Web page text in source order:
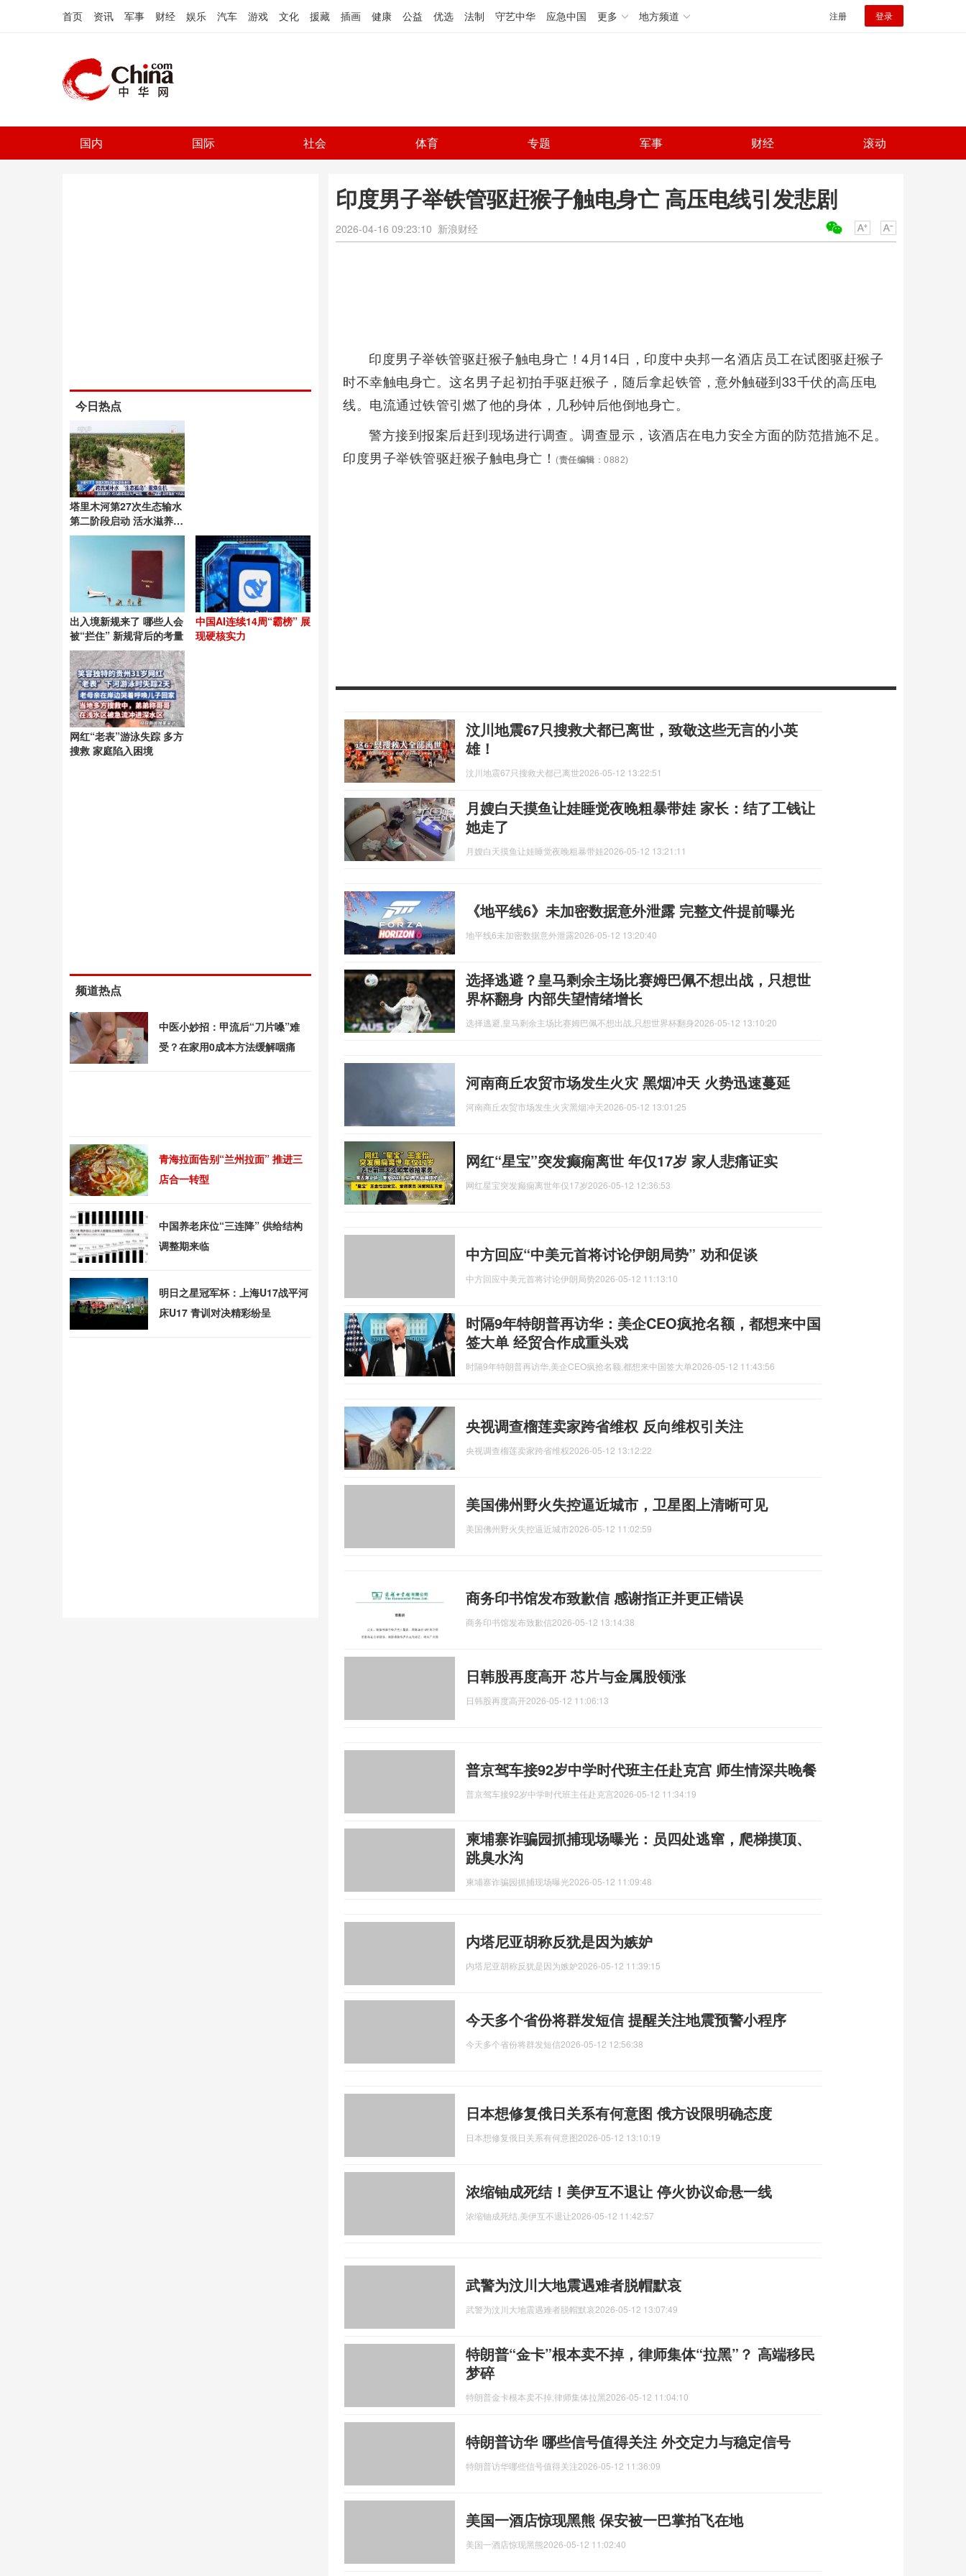
首页 资讯 军事 财经 娱乐 汽车 游戏 文化 援藏 插画 健康 公益 优选 法制 守艺中华 应急中国 更多 地方频道 注册 登录
国内 国际 社会 体育 专题 军事 财经 滚动
印度男子举铁管驱赶猴子触电身亡 高压电线引发悲剧
2026-04-16 09:23:10 新浪财经
印度男子举铁管驱赶猴子触电身亡！4月14日，印度中央邦一名酒店员工在试图驱赶猴子
时不幸触电身亡。这名男子起初拍手驱赶猴子，随后拿起铁管，意外触碰到33千伏的高压电
线。电流通过铁管引燃了他的身体，几秒钟后他倒地身亡。
警方接到报案后赶到现场进行调查。调查显示，该酒店在电力安全方面的防范措施不足。
印度男子举铁管驱赶猴子触电身亡！ (责任编辑 ：0882)
汶川地震67只搜救犬都已离世，致敬这些无言的小英
雄！
汶川地震67只搜救犬都已离世2026-05-12 13:22:51
月嫂白天摸鱼让娃睡觉夜晚粗暴带娃 家长：结了工钱让
她走了
月嫂白天摸鱼让娃睡觉夜晚粗暴带娃2026-05-12 13:21:11
《地平线6》未加密数据意外泄露 完整文件提前曝光
地平线6未加密数据意外泄露2026-05-12 13:20:40
选择逃避？皇马剩余主场比赛姆巴佩不想出战，只想世
界杯翻身 内部失望情绪增长
选择逃避,皇马剩余主场比赛姆巴佩不想出战,只想世界杯翻身2026-05-12 13:10:20
河南商丘农贸市场发生火灾 黑烟冲天 火势迅速蔓延
河南商丘农贸市场发生火灾黑烟冲天2026-05-12 13:01:25
网红“星宝”突发癫痫离世 年仅17岁 家人悲痛证实
网红星宝突发癫痫离世年仅17岁2026-05-12 12:36:53
中方回应“中美元首将讨论伊朗局势” 劝和促谈
中方回应中美元首将讨论伊朗局势2026-05-12 11:13:10
时隔9年特朗普再访华：美企CEO疯抢名额，都想来中国
签大单 经贸合作成重头戏
时隔9年特朗普再访华,美企CEO疯抢名额,都想来中国签大单2026-05-12 11:43:56
央视调查榴莲卖家跨省维权 反向维权引关注
央视调查榴莲卖家跨省维权2026-05-12 13:12:22
美国佛州野火失控逼近城市，卫星图上清晰可见
美国佛州野火失控逼近城市2026-05-12 11:02:59
商务印书馆发布致歉信 感谢指正并更正错误
商务印书馆发布致歉信2026-05-12 13:14:38
日韩股再度高开 芯片与金属股领涨
日韩股再度高开2026-05-12 11:06:13
普京驾车接92岁中学时代班主任赴克宫 师生情深共晚餐
普京驾车接92岁中学时代班主任赴克宫2026-05-12 11:34:19
柬埔寨诈骗园抓捕现场曝光：员四处逃窜，爬梯摸顶、
跳臭水沟
柬埔寨诈骗园抓捕现场曝光2026-05-12 11:09:48
内塔尼亚胡称反犹是因为嫉妒
内塔尼亚胡称反犹是因为嫉妒2026-05-12 11:39:15
今天多个省份将群发短信 提醒关注地震预警小程序
今天多个省份将群发短信2026-05-12 12:56:38
日本想修复俄日关系有何意图 俄方设限明确态度
日本想修复俄日关系有何意图2026-05-12 13:10:19
浓缩铀成死结！美伊互不退让 停火协议命悬一线
浓缩铀成死结,美伊互不退让2026-05-12 11:42:57
武警为汶川大地震遇难者脱帽默哀
武警为汶川大地震遇难者脱帽默哀2026-05-12 13:07:49
特朗普“金卡”根本卖不掉，律师集体“拉黑”？ 高端移民
梦碎
特朗普金卡根本卖不掉,律师集体拉黑2026-05-12 11:04:10
特朗普访华 哪些信号值得关注 外交定力与稳定信号
特朗普访华哪些信号值得关注2026-05-12 11:36:09
美国一酒店惊现黑熊 保安被一巴掌拍飞在地
美国一酒店惊现黑熊2026-05-12 11:02:40
今日热点
塔里木河第27次生态输水
第二阶段启动 活水滋养绿
洲
出入境新规来了 哪些人会
被“拦住” 新规背后的考量
中国AI连续14周“霸榜” 展
现硬核实力
网红“老表”游泳失踪 多方
搜救 家庭陷入困境
频道热点
中医小妙招：甲流后“刀片嗓”难
受？在家用0成本方法缓解咽痛
青海拉面告别“兰州拉面” 推进三
店合一转型
中国养老床位“三连降” 供给结构
调整期来临
明日之星冠军杯：上海U17战平河
床U17 青训对决精彩纷呈